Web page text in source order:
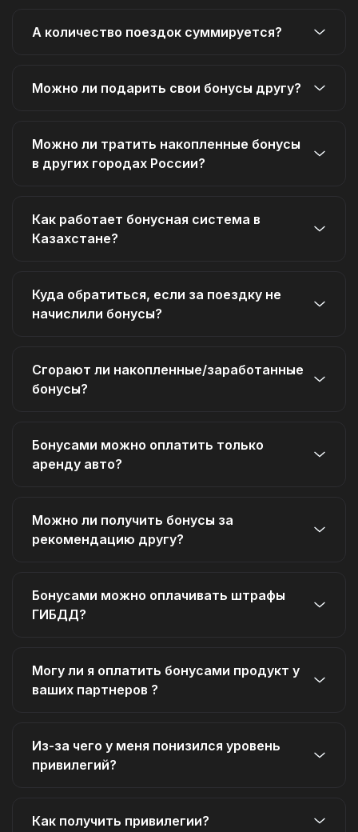
А количество поездок суммируется?
Можно ли подарить свои бонусы другу?
Можно ли тратить накопленные бонусы
в других городах России?
Как работает бонусная система в
Казахстане?
Куда обратиться, если за поездку не
начислили бонусы?
Сгорают ли накопленные/заработанные
бонусы?
Бонусами можно оплатить только
аренду авто?
Можно ли получить бонусы за
рекомендацию другу?
Бонусами можно оплачивать штрафы
ГИБДД?
Могу ли я оплатить бонусами продукт у
ваших партнеров ?
Из-за чего у меня понизился уровень
привилегий?
Как получить привилегии?